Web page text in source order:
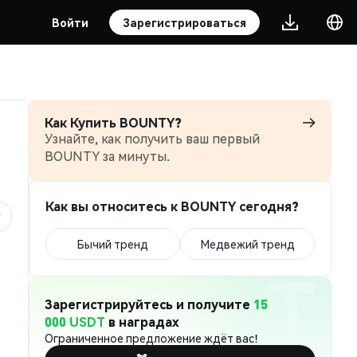
Войти Зарегистрироваться
Как Купить BOUNTY?
Узнайте, как получить ваш первый
BOUNTY за минуты.
Как вы относитесь к BOUNTY сегодня?
Бычий тренд Медвежий тренд
Зарегистрируйтесь и получите 15
000 USDT в наградах
Ограниченное предложение ждёт вас!